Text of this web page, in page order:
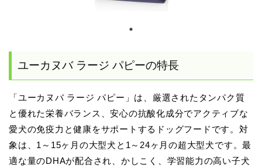
ユーカヌバ ラージ パピーの特長
「ユーカヌバ ラージ パピー」は、厳選されたタンパク質
と優れた栄養バランス、安心の抗酸化成分でアクティブな
愛犬の免疫力と健康をサポートするドッグフードです。対
象は、1～15ヶ月の大型犬と1～24ヶ月の超大型犬です。最
適な量のDHAが配合され、かしこく、学習能力の高い子犬